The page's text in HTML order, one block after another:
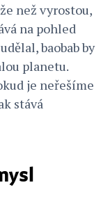
než vyrostou,
na pohled
baobab by
planetu.
je neřešíme
stává